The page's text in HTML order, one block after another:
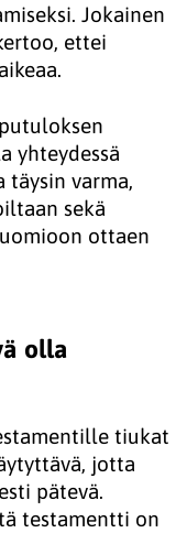
Jokainen
ettei
yhteydessä
varma,
sekä
ottaen
olla
tiukat
jotta
pätevä.
testamentti on